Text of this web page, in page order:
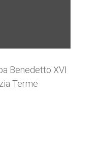
Benedetto XVI
Terme